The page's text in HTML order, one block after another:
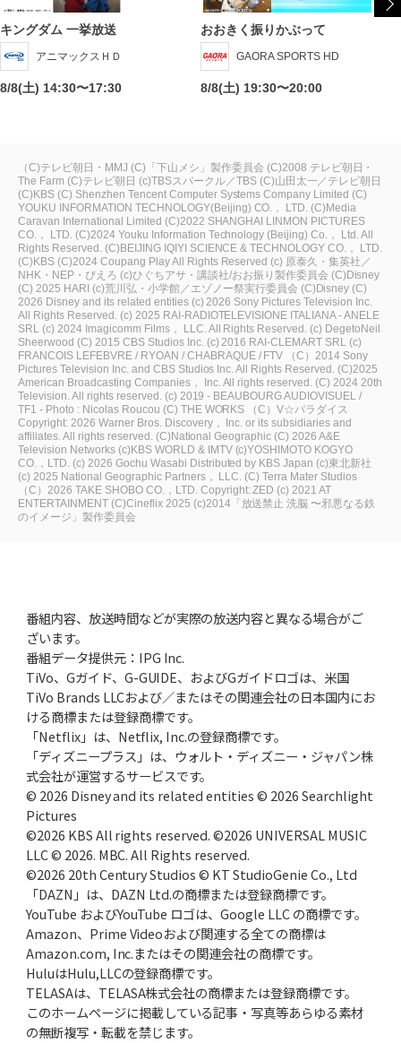
キングダム 一挙放送
アニマックスＨＤ
8/8(土) 14:30〜17:30
おおきく振りかぶって
GAORA SPORTS HD
8/8(土) 19:30〜20:00
（C)テレビ朝日・MMJ (C)「下山メシ」製作委員会 (C)2008 テレビ朝日・
The Farm (C)テレビ朝日 (c)TBSスパークル／TBS (C)山田太一／テレビ朝日
(C)KBS (C) Shenzhen Tencent Computer Systems Company Limited (C)
YOUKU INFORMATION TECHNOLOGY(Beijing) CO.， LTD. (C)Media
Caravan International Limited (C)2022 SHANGHAI LINMON PICTURES
CO.， LTD. (C)2024 Youku Information Technology (Beijing) Co.， Ltd. All
Rights Reserved. (C)BEIJING IQIYI SCIENCE & TECHNOLOGY CO.， LTD.
(C)KBS (C)2024 Coupang Play All Rights Reserved (c) 原泰久・集英社／
NHK・NEP・ぴえろ (c)ひぐちアサ・講談社/おお振り製作委員会 (C)Disney
(C) 2025 HARI (c)荒川弘・小学館／エゾノー祭実行委員会 (C)Disney (C)
2026 Disney and its related entities (c) 2026 Sony Pictures Television Inc.
All Rights Reserved. (c) 2025 RAI-RADIOTELEVISIONE ITALIANA - ANELE
SRL (c) 2024 Imagicomm Films， LLC. All Rights Reserved. (c) DegetoNeil
Sheerwood (C) 2015 CBS Studios Inc. (c) 2016 RAI-CLEMART SRL (c)
FRANCOIS LEFEBVRE / RYOAN / CHABRAQUE / FTV
（C）2014 Sony
Pictures Television Inc. and CBS Studios Inc. All Rights Reserved. (C)2025
American Broadcasting Companies， Inc. All rights reserved. (C) 2024 20th
Television. All rights reserved. (c) 2019 - BEAUBOURG AUDIOVISUEL /
TF1 - Photo : Nicolas Roucou (C) THE WORKS
（C）V☆パラダイス
Copyright: 2026 Warner Bros. Discovery， Inc. or its subsidiaries and
affiliates. All rights reserved. (C)National Geographic (C) 2026 A&E
Television Networks (c)KBS WORLD & IMTV (c)YOSHIMOTO KOGYO
CO.，LTD. (c) 2026 Gochu Wasabi Distributed by KBS Japan (c)東北新社
(c) 2025 National Geographic Partners， LLC. (C) Terra Mater Studios
（C）2026 TAKE SHOBO CO.，LTD. Copyright: ZED (c) 2021 AT
ENTERTAINMENT (C)Cineflix 2025 (c)2014「放送禁止 洗脳 〜邪悪なる鉄
のイメージ」製作委員会
番組内容、放送時間などが実際の放送内容と異なる場合がご
ざいます。
番組データ提供元：IPG Inc.
TiVo、Gガイド、G-GUIDE、およびGガイドロゴは、米国
TiVo Brands LLCおよび／またはその関連会社の日本国内にお
ける商標または登録商標です。
「Netflix」は、Netflix, Inc.の登録商標です。
「ディズニープラス」は、ウォルト・ディズニー・ジャパン株
式会社が運営するサービスです。
© 2026 Disney and its related entities © 2026 Searchlight
Pictures
©2026 KBS All rights reserved. ©2026 UNIVERSAL MUSIC
LLC © 2026. MBC. All Rights reserved.
©2026 20th Century Studios © KT StudioGenie Co., Ltd
「DAZN」は、DAZN Ltd.の商標または登録商標です。
YouTube およびYouTube ロゴは、Google LLC の商標です。
Amazon、Prime Videoおよび関連する全ての商標は
Amazon.com, Inc.またはその関連会社の商標です。
HuluはHulu,LLCの登録商標です。
TELASAは、TELASA株式会社の商標または登録商標です。
このホームページに掲載している記事・写真等あらゆる素材
の無断複写・転載を禁じます。